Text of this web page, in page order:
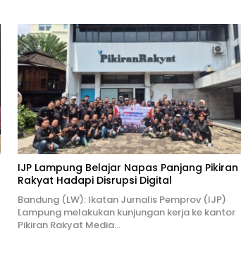
IJP Lampung Belajar Napas Panjang Pikiran
Rakyat Hadapi Disrupsi Digital
Bandung (LW): Ikatan Jurnalis Pemprov (IJP)
Lampung melakukan kunjungan kerja ke kantor
Pikiran Rakyat Media…